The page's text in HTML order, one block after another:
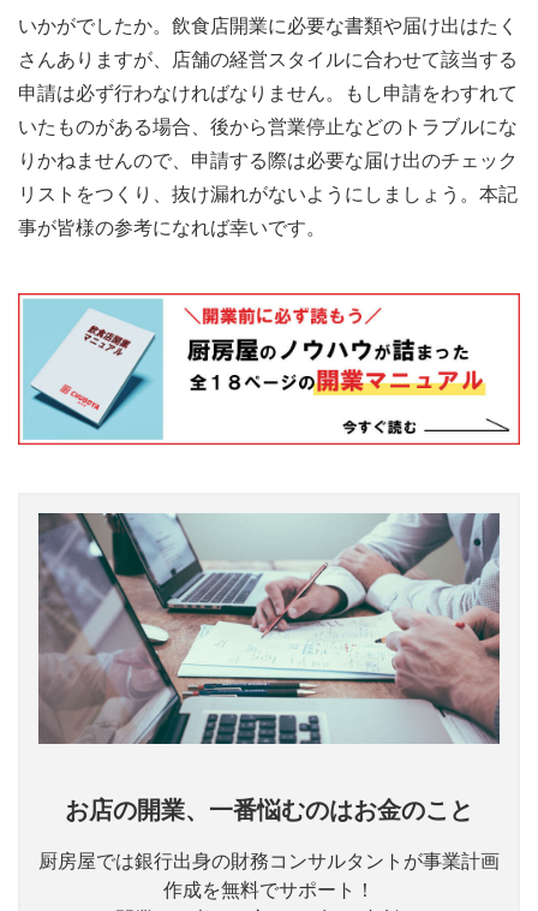
いかがでしたか。飲食店開業に必要な書類や届け出はたく
さんありますが、店舗の経営スタイルに合わせて該当する
申請は必ず行わなければなりません。もし申請をわすれて
いたものがある場合、後から営業停止などのトラブルにな
りかねませんので、申請する際は必要な届け出のチェック
リストをつくり、抜け漏れがないようにしましょう。本記
事が皆様の参考になれば幸いです。
お店の開業、一番悩むのはお金のこと
厨房屋では銀行出身の財務コンサルタントが事業計画
作成を無料でサポート！